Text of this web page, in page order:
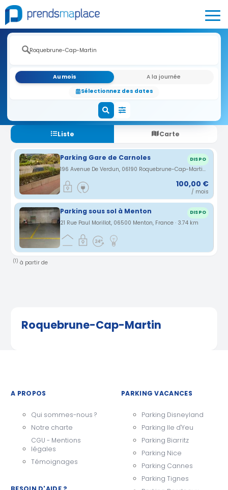
Au mois
A la journée
Sélectionnez des dates
Liste Carte
Parking Gare de Carnoles DISPO
196 Avenue De Verdun, 06190 Roquebrune-Cap-Martin, France · 2.87 km
100,00 €
/ mois
Parking sous sol à Menton DISPO
21 Rue Paul Morillot, 06500 Menton, France · 3.74 km
(1) à partir de
Roquebrune-Cap-Martin
A PROPOS
Qui sommes-nous ?
Notre charte
CGU - Mentions
légales
Témoignages
PARKING VACANCES
Parking Disneyland
Parking Ile d'Yeu
Parking Biarritz
Parking Nice
Parking Cannes
Parking Tignes